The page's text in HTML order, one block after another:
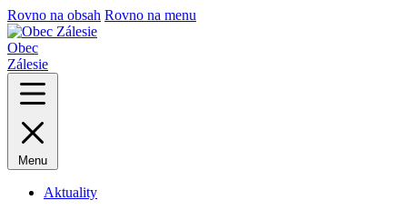
Rovno na obsah Rovno na menu
Obec
Zálesie
Menu
Aktuality